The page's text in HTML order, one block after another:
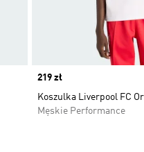
Price
219 zł
Koszulka Liverpool FC
Męskie Performance